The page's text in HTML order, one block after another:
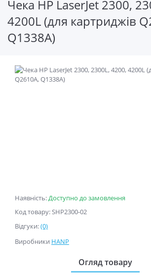
Чека HP LaserJet 2300,
4200L (для картриджів
Q1338A)
Наявність:Доступно до замовлення
Код товару: SHP2300-02
Відгуки:(0)
Виробники HANP
Огляд товару